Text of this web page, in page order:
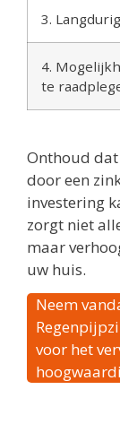
3.
4.
te
Onthoud
door een
investering
zorgt niet
maar
uw huis.
Neem
voor het